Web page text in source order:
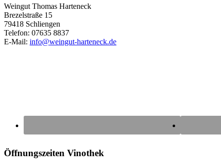
Weingut Thomas Harteneck
Brezelstraße 15
79418 Schliengen
Telefon: 07635 8837
E-Mail: info@weingut-harteneck.de
Öffnungszeiten Vinothek